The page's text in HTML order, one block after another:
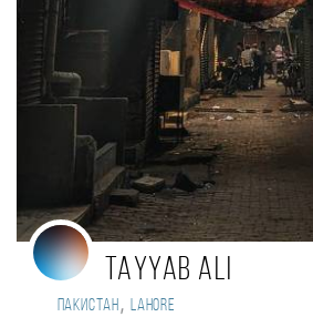
TAYYAB ALI
Пакистан , Lahore